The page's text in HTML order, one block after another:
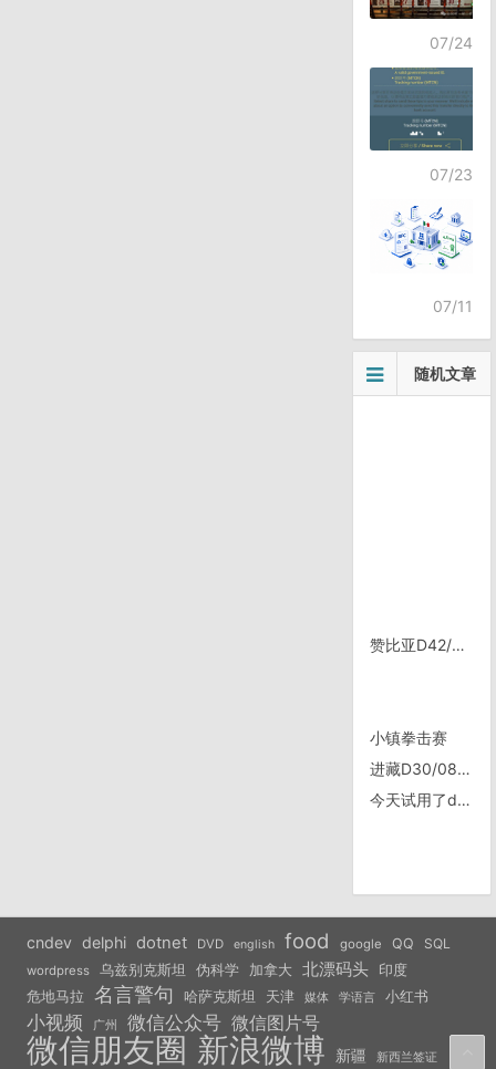
07/24
07/23
07/11
随机文章
赞比亚D42/1203, 沉甸甸的行李，满满的都是爱
小镇拳击赛
进藏D30/0818, 西大滩、昆仑山口、不冻泉、索南达杰自然保护站
今天试用了delphi2005
cndev delphi dotnet DVD english food google QQ SQL
wordpress 乌兹别克斯坦 伪科学 加拿大 北漂码头 印度
危地马拉 名言警句 哈萨克斯坦 天津 媒体 学语言 小红书
小视频 广州 微信公众号 微信图片号
微信朋友圈 新浪微博 新疆 新西兰签证